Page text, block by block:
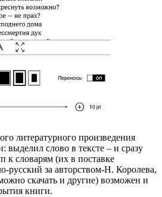
литературного произведения
выделил слово в тексте – и сразу
к словарям (их в поставке
русский за авторством-Н. Королева,
скачать и другие) возможен и
книги.